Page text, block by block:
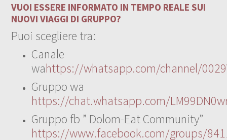
VUOI ESSERE INFORMATO IN TEMPO REALE SUI
NUOVI VIAGGI DI GRUPPO?
Puoi scegliere tra:
Canale
wahttps://whatsapp.com/channel/
Gruppo wa
https://chat.whatsapp.com/
Gruppo fb ” Dolom-Eat Community”
https://www.facebook.com/groups/